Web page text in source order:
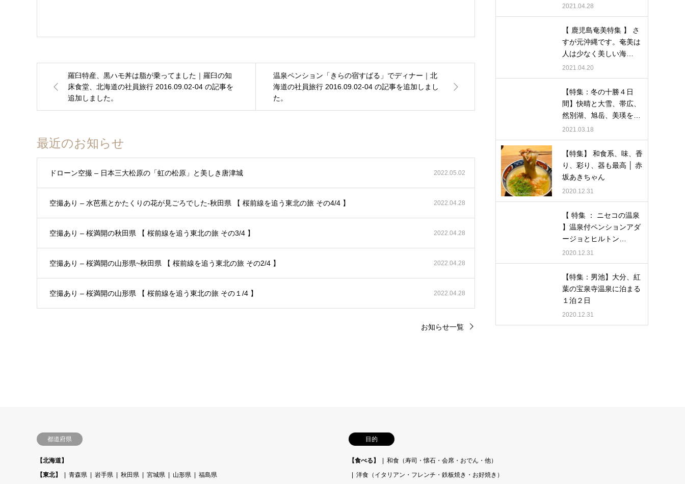
羅臼特産、黒ハモ丼は脂が乗ってました｜羅臼の知
床食堂、北海道の社員旅行 2016.09.02-04 の記事を
追加しました。
温泉ペンション「きらの宿すばる」でディナー｜北
海道の社員旅行 2016.09.02-04 の記事を追加しまし
た。
最近のお知らせ
ドローン空撮 – 日本三大松原の「虹の松原」と美しき唐津城 2022.05.02
空撮あり – 水芭蕉とかたくりの花が見ごろでした-秋田県 【 桜前線を追う東北の旅 その4/4 】 2022.04.28
空撮あり – 桜満開の秋田県 【 桜前線を追う東北の旅 その3/4 】 2022.04.28
空撮あり – 桜満開の山形県~秋田県 【 桜前線を追う東北の旅 その2/4 】 2022.04.28
空撮あり – 桜満開の山形県 【 桜前線を追う東北の旅 その１/4 】 2022.04.28
お知らせ一覧
2021.04.28
【 鹿児島奄美特集 】 さ
すが元沖縄です。奄美は
人は少なく美しい海…
2021.04.20
【特集：冬の十勝４日
間】快晴と大雪、帯広、
然別湖、旭岳、美瑛を…
2021.03.18
【特集】 和食系、味、香
り、彩り、器も最高 │ 赤
坂あきちゃん
2020.12.31
【 特集 ： ニセコの温泉
】温泉付ペンションアダ
ージョとヒルトン…
2020.12.31
【特集：男池】大分、紅
葉の宝泉寺温泉に泊まる
１泊２日
2020.12.31
都道府県
【北海道】
【東北】
青森県 岩手県 秋田県 宮城県 山形県 福島県
目的
【食べる】
和食（寿司・懐石・会席・おでん・他）
洋食（イタリアン・フレンチ・鉄板焼き・お好焼き）